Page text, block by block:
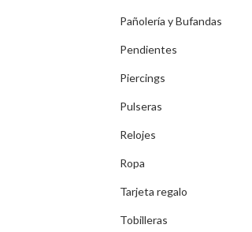
Pañolería y Bufandas
Pendientes
Piercings
Pulseras
Relojes
Ropa
Tarjeta regalo
Tobilleras